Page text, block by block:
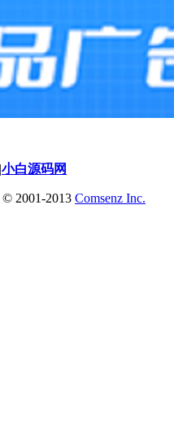
小白源码网
© 2001-2013 Comsenz Inc.